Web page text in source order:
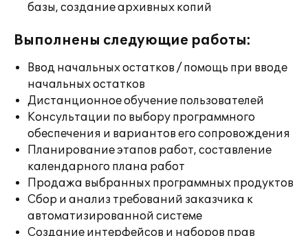
базы, создание архивных копий
Выполнены следующие работы:
Ввод начальных остатков / помощь при вводе
начальных остатков
Дистанционное обучение пользователей
Консультации по выбору программного
обеспечения и вариантов его сопровождения
Планирование этапов работ, составление
календарного плана работ
Продажа выбранных программных продуктов
Сбор и анализ требований заказчика к
автоматизированной системе
Создание интерфейсов и наборов прав